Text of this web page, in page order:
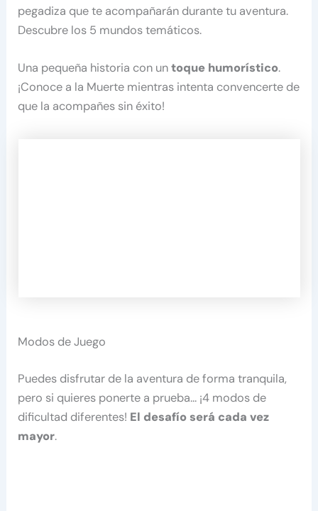
pegadiza que te acompañarán durante tu aventura.
Descubre los 5 mundos temáticos.
Una pequeña historia con untoque humorístico.
¡Conoce a la Muerte mientras intenta convencerte de
que la acompañes sin éxito!
Modos de Juego
Puedes disfrutar de la aventura de forma tranquila,
pero si quieres ponerte a prueba… ¡4 modos de
dificultad diferentes! El desafío será cada vez
mayor.